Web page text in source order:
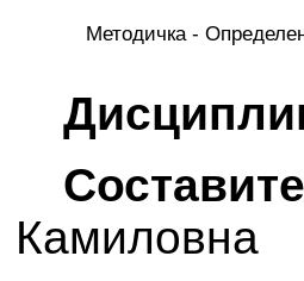
Методичка -
Камиловна